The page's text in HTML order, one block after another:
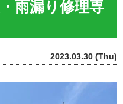
雨漏り修理専
2023.03.30 (Thu)